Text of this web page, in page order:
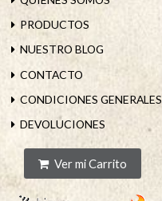
PRODUCTOS
NUESTRO BLOG
CONTACTO
CONDICIONES GENERALES
DEVOLUCIONES
Ver mi Carrito